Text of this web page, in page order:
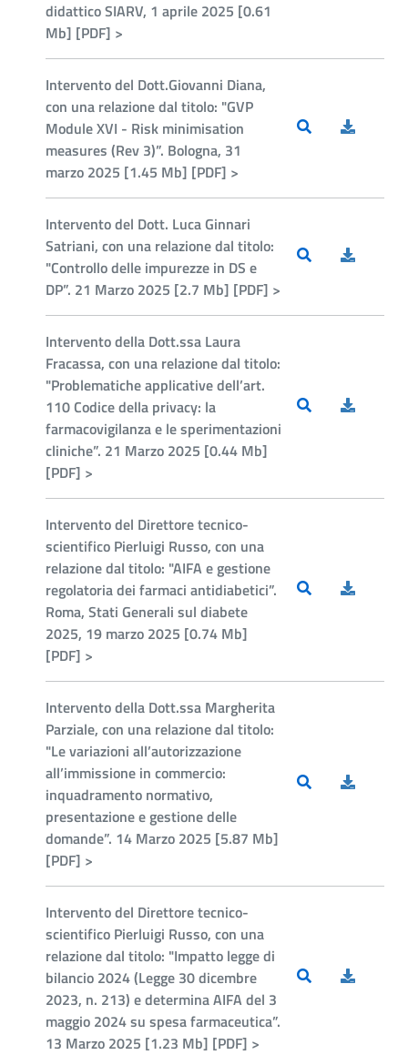
didattico SIARV, 1 aprile 2025 [0.61
Mb] [PDF] >
Intervento del Dott.Giovanni Diana,
con una relazione dal titolo: "GVP
Module XVI - Risk minimisation
measures (Rev 3)”. Bologna, 31
marzo 2025 [1.45 Mb] [PDF] >
Intervento del Dott. Luca Ginnari
Satriani, con una relazione dal titolo:
"Controllo delle impurezze in DS e
DP”. 21 Marzo 2025 [2.7 Mb] [PDF] >
Intervento della Dott.ssa Laura
Fracassa, con una relazione dal titolo:
"Problematiche applicative dell’art.
110 Codice della privacy: la
farmacovigilanza e le sperimentazioni
cliniche”. 21 Marzo 2025 [0.44 Mb]
[PDF] >
Intervento del Direttore tecnico-
scientifico Pierluigi Russo, con una
relazione dal titolo: "AIFA e gestione
regolatoria dei farmaci antidiabetici”.
Roma, Stati Generali sul diabete
2025, 19 marzo 2025 [0.74 Mb]
[PDF] >
Intervento della Dott.ssa Margherita
Parziale, con una relazione dal titolo:
"Le variazioni all’autorizzazione
all’immissione in commercio:
inquadramento normativo,
presentazione e gestione delle
domande”. 14 Marzo 2025 [5.87 Mb]
[PDF] >
Intervento del Direttore tecnico-
scientifico Pierluigi Russo, con una
relazione dal titolo: "Impatto legge di
bilancio 2024 (Legge 30 dicembre
2023, n. 213) e determina AIFA del 3
maggio 2024 su spesa farmaceutica”.
13 Marzo 2025 [1.23 Mb] [PDF] >